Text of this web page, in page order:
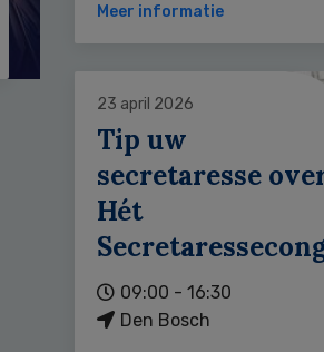
Meer informatie
23 april 2026
Tip uw
secretaresse
Hét
09:00 - 16:30
Den Bosch